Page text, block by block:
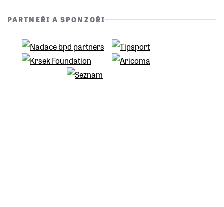
PARTNEŘI A SPONZOŘI